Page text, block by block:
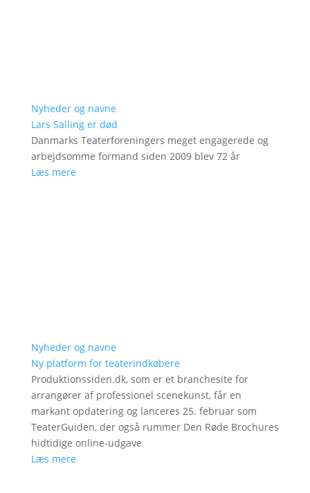
Nyheder og navne
Lars Salling er død
Danmarks Teaterforeningers meget engagerede og
arbejdsomme formand siden 2009 blev 72 år
Læs mere
Nyheder og navne
Ny platform for teaterindkøbere
Produktionssiden.dk, som er et branchesite for
arrangører af professionel scenekunst, får en
markant opdatering og lanceres 25. februar som
TeaterGuiden, der også rummer Den Røde Brochures
hidtidige online-udgave
Læs mere